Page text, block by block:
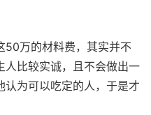
万的材料费，其实并不
人比较实诚，且不会做出一
为可以吃定的人，于是才